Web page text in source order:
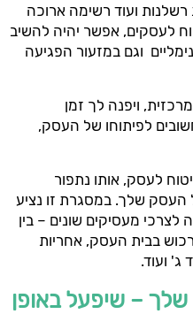
רשלנות ועוד רשימה ארוכה
לעסקים, אפשר יהיה להשיב
וגם במזעור הפגיעה
ויפנה לך זמן
לפיתוחו של העסק,
לעסק, אותו נתפור
העסק שלך. במסגרת זו נציע
לצרכי מעסיקים שונים – בין
בבית העסק, אחריות
ג' ועוד.
– שיפעל באופן